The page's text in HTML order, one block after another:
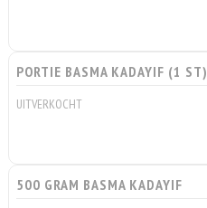
PORTIE BASMA KADAYIF (1 ST)
UITVERKOCHT
500 GRAM BASMA KADAYIF